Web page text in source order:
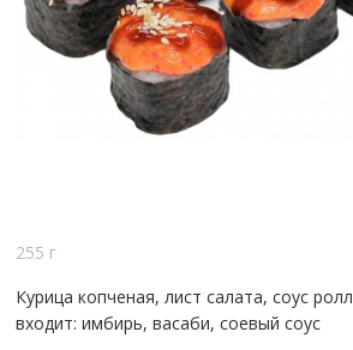
255 г
Курица копченая, лист салата, соус
входит: имбирь, васаби, соевый соус